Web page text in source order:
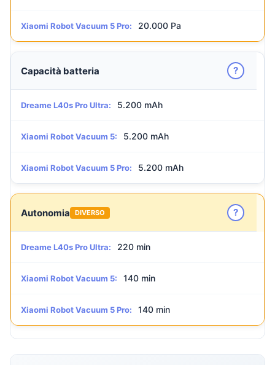
Xiaomi Robot Vacuum 5 Pro: 20.000 Pa
Capacità batteria ?
Dreame L40s Pro Ultra: 5.200 mAh
Xiaomi Robot Vacuum 5: 5.200 mAh
Xiaomi Robot Vacuum 5 Pro: 5.200 mAh
Autonomia DIVERSO ?
Dreame L40s Pro Ultra: 220 min
Xiaomi Robot Vacuum 5: 140 min
Xiaomi Robot Vacuum 5 Pro: 140 min